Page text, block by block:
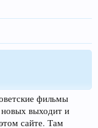
фильмы
выходит и
сайте. Там